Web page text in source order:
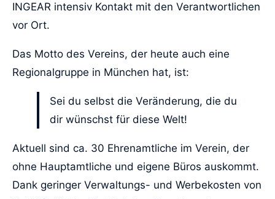
INGEAR intensiv Kontakt mit den Verantwortlichen
vor Ort.
Das Motto des Vereins, der heute auch eine
Regionalgruppe in München hat, ist:
Sei du selbst die Veränderung, die du
dir wünschst für diese Welt!
Aktuell sind ca. 30 Ehrenamtliche im Verein, der
ohne Hauptamtliche und eigene Büros auskommt.
Dank geringer Verwaltungs- und Werbekosten von